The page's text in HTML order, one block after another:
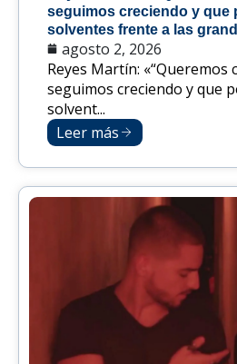
seguimos creciendo y que
solventes frente a las
agosto 2, 2026
Reyes Martín: «“Queremos
seguimos creciendo y que
solvent...
Leer más